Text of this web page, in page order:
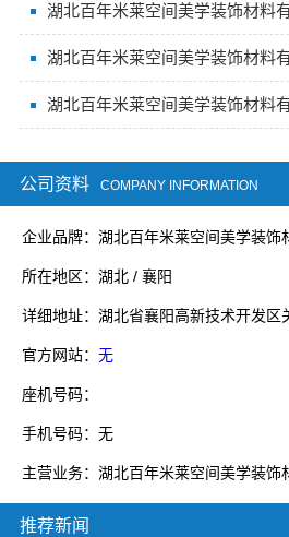
公司资料 COMPANY INFORMATION
企业品牌：湖北百年米莱空间美学装饰
所在地区：湖北 / 襄阳
官方网站： 无
座机号码：
手机号码：无
主营业务：湖北百年米莱空间美学装饰
推荐新闻